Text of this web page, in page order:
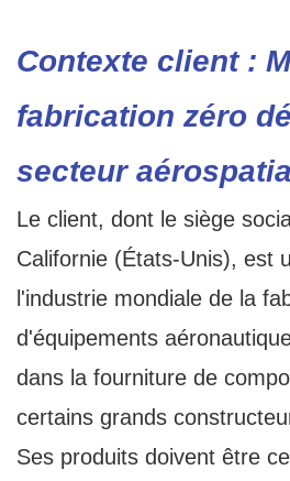
Contexte client :
fabrication zéro
secteur
Le client, dont le siège
Californie (États-Unis), est
l'industrie mondiale de la
d'équipements
dans la fourniture de
certains grands
Ses produits doivent être